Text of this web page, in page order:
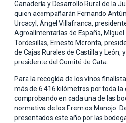
Ganadería y Desarrollo Rural de la
quien acompañarán Fernando
Urcacyl, Ángel Villafranca,
Agroalimentarias de España, Miguel
Tordesillas, Ernesto Moronta,
de Cajas Rurales de Castilla y León,
presidente del Comité de Cata.
Para la recogida de los vinos
más de 6.416 kilómetros por toda la
comprobando en cada una de las
normativa de los Premios Manojo.
presentados este año por las